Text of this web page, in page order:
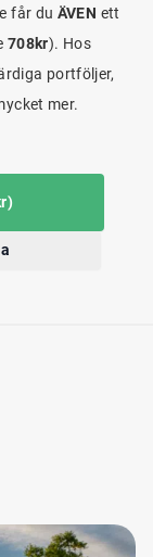
får du ÄVEN ett
708kr). Hos
portföljer,
mer.